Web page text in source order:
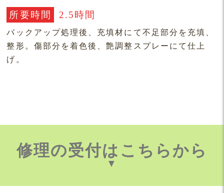
所要時間 2.5時間
バックアップ処理後、充填材にて不足部分を充填、
整形。傷部分を着色後、艶調整スプレーにて仕上
げ。
修理の受付はこちらから
▼